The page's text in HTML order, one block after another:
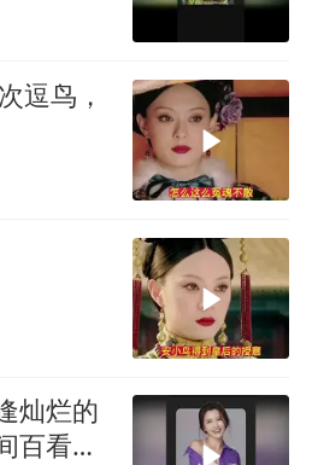
逗鸟，
灿烂的
百看不